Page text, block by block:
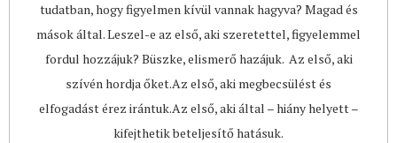
tudatban, hogy figyelmen kívül vannak hagyva? Magad és
mások által. Leszel-e az első, aki szeretettel, figyelemmel
fordul hozzájuk? Büszke, elismerő hazájuk. Az első, aki
szívén hordja őket.Az első, aki megbecsülést és
elfogadást érez irántuk.Az első, aki által – hiány helyett –
kifejthetik beteljesítő hatásuk.